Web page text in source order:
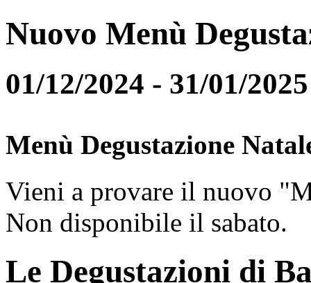
Nuovo Menù
01/12/2024 - 31/01/2025
Menù Degustazione
Vieni a provare il nuovo
Non disponibile il sabato.
Le Degustazioni di